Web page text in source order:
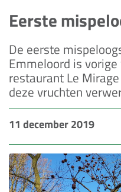
Eerste
De eerste
Emmeloord is
restaurant Le
deze vruchten
11 december 2019